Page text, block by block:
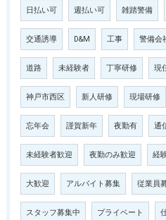
日払い可 週払い可 雑踏警備
交通誘導 D&M 工事 警備会
道路 未経験者 丁寧研修 現
神戸市西区 新人研修 現場研修
忘年会 謹賀新年 夜勤有 通
未経験者歓迎 夜勤のみ歓迎 経
大歓迎 アルバイト募集 従業員
スタッフ募集中 プライベート